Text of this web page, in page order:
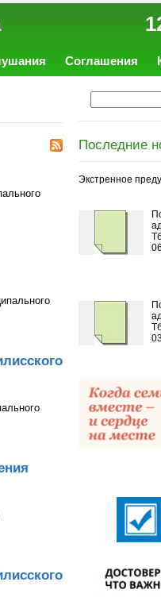
района
Соглашения
Последние
Экстренное